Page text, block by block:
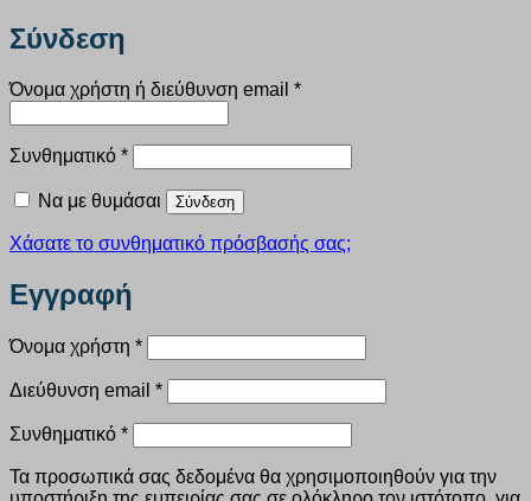
Σύνδεση
Όνομα χρήστη ή διεύθυνση email *Απαιτείται
Συνθηματικό *Απαιτείται
Να με θυμάσαι Σύνδεση
Χάσατε το συνθηματικό πρόσβασής σας;
Εγγραφή
Όνομα χρήστη *Απαιτείται
Διεύθυνση email *Απαιτείται
Συνθηματικό *Απαιτείται
Τα προσωπικά σας δεδομένα θα χρησιμοποιηθούν για την